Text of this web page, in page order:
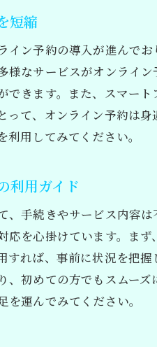
五反野駅で安
安心して
処方箋が
薬局での
五反野駅
五反野駅周辺
地域密着
健康管理
五反野駅
短縮
イン予約の導入が進んで
様なサービスがオンライ
できます。また、スマー
って、オンライン予約は
用してみてください。
利用ガイド
、手続きやサービス内容
応を心掛けています。ま
すれば、事前に状況を把
、初めての方でもスムー
運んでみてください。